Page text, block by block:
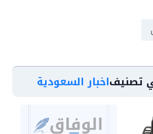
تصنيفاخبار السعودية